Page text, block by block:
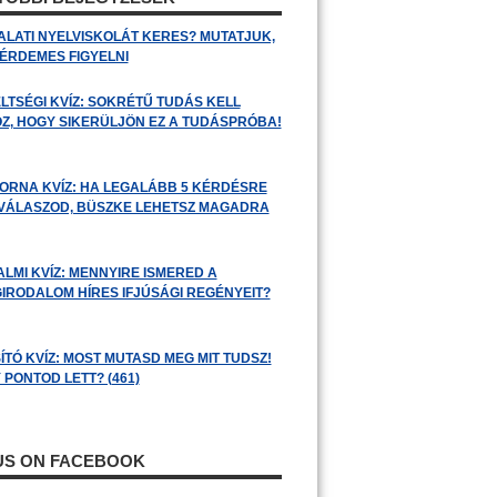
NYELVISKOLÁT KERES? MUTATJUK,
FIGYELNI
KVÍZ: SOKRÉTŰ TUDÁS KELL
HOGY SIKERÜLJÖN EZ A TUDÁSPRÓBA!
KVÍZ: HA LEGALÁBB 5 KÉRDÉSRE
BÜSZKE LEHETSZ MAGADRA
KVÍZ: MENNYIRE ISMERED A
HÍRES IFJÚSÁGI REGÉNYEIT?
KVÍZ: MOST MUTASD MEG MIT TUDSZ!
LETT? (461)
ON FACEBOOK